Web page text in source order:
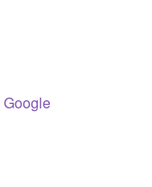
Google